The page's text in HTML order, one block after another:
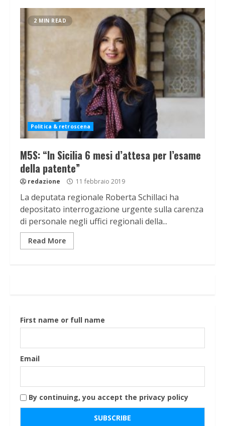
2 MIN READ
Politica & retroscena
M5S: “In Sicilia 6 mesi d’attesa per l’esame
della patente”
redazione 11 febbraio 2019
La deputata regionale Roberta Schillaci ha
depositato interrogazione urgente sulla carenza
di personale negli uffici regionali della...
Read More
First name or full name
Email
By continuing, you accept the privacy policy